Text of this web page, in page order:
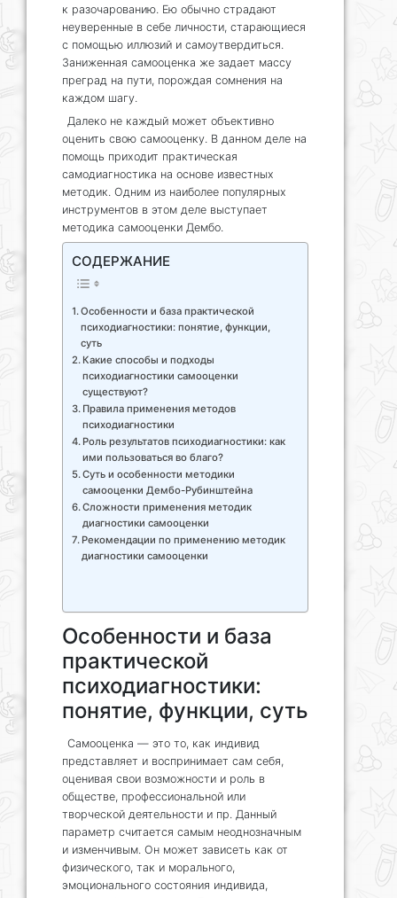
к разочарованию. Ею обычно страдают
неуверенные в себе личности, старающиеся
с помощью иллюзий и самоутвердиться.
Заниженная самооценка же задает массу
преград на пути, порождая сомнения на
каждом шагу.
Далеко не каждый может объективно
оценить свою самооценку. В данном деле на
помощь приходит практическая
самодиагностика на основе известных
методик. Одним из наиболее популярных
инструментов в этом деле выступает
методика самооценки Дембо.
СОДЕРЖАНИЕ
Особенности и база практической
психодиагностики: понятие, функции,
суть
Какие способы и подходы
психодиагностики самооценки
существуют?
Правила применения методов
психодиагностики
Роль результатов психодиагностики: как
ими пользоваться во благо?
Суть и особенности методики
самооценки Дембо-Рубинштейна
Сложности применения методик
диагностики самооценки
Рекомендации по применению методик
диагностики самооценки
Особенности и база
практической
психодиагностики:
понятие, функции, суть
Самооценка — это то, как индивид
представляет и воспринимает сам себя,
оценивая свои возможности и роль в
обществе, профессиональной или
творческой деятельности и пр. Данный
параметр считается самым неоднозначным
и изменчивым. Он может зависеть как от
физического, так и морального,
эмоционального состояния индивида,